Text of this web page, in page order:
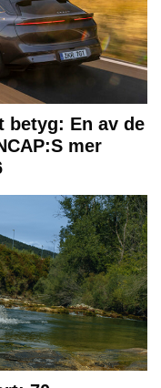
betyg: En av de
mer